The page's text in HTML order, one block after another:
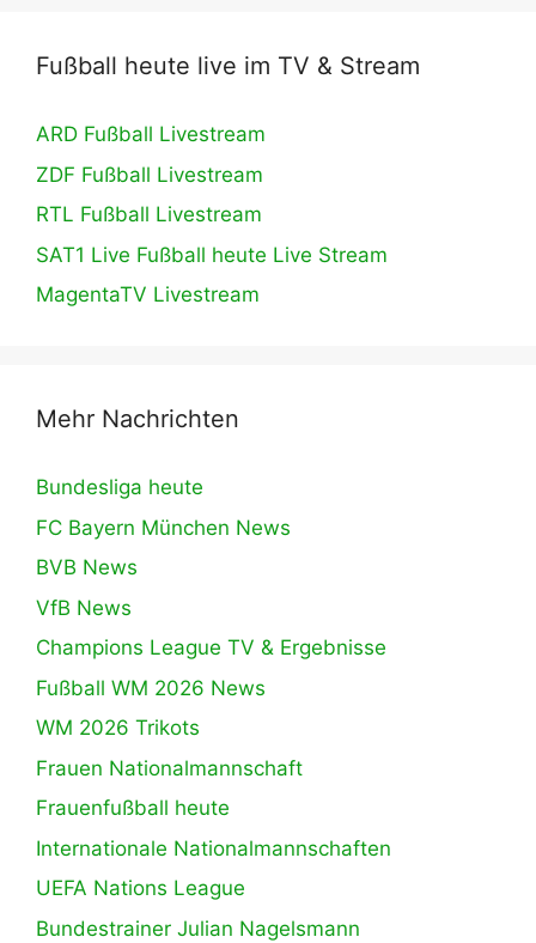
Fußball heute live im TV & Stream
ARD Fußball Livestream
ZDF Fußball Livestream
RTL Fußball Livestream
SAT1 Live Fußball heute Live Stream
MagentaTV Livestream
Mehr Nachrichten
Bundesliga heute
FC Bayern München News
BVB News
VfB News
Champions League TV & Ergebnisse
Fußball WM 2026 News
WM 2026 Trikots
Frauen Nationalmannschaft
Frauenfußball heute
Internationale Nationalmannschaften
UEFA Nations League
Bundestrainer Julian Nagelsmann